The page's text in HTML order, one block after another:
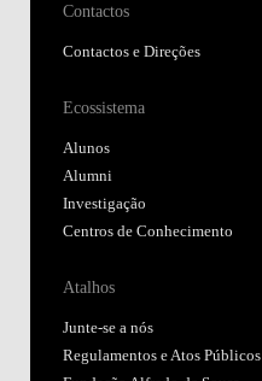
Contactos
Contactos e Direções
Ecossistema
Alunos
Alumni
Investigação
Centros de Conhecimento
Atalhos
Junte-se a nós
Regulamentos e Atos Públicos